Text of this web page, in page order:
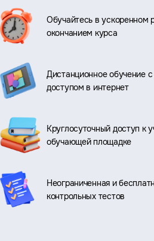
Обучайтесь в
окончанием курса
Дистанционное обучение
доступом в интернет
Круглосуточный доступ к
обучающей площадке
Неограниченная и
контрольных тестов